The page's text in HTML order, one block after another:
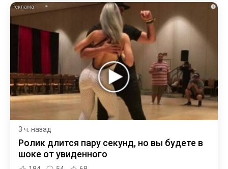
i
3 ч. назад
Ролик длится пару секунд, но вы будете в
шоке от увиденного